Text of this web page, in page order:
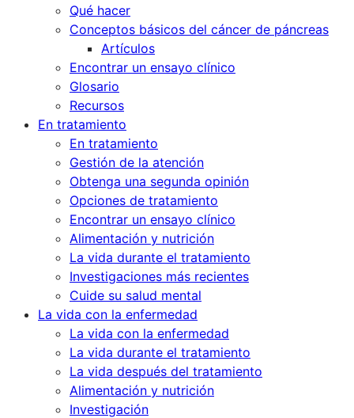
Qué hacer
Conceptos básicos del cáncer de páncreas
Artículos
Encontrar un ensayo clínico
Glosario
Recursos
En tratamiento
En tratamiento
Gestión de la atención
Obtenga una segunda opinión
Opciones de tratamiento
Encontrar un ensayo clínico
Alimentación y nutrición
La vida durante el tratamiento
Investigaciones más recientes
Cuide su salud mental
La vida con la enfermedad
La vida con la enfermedad
La vida durante el tratamiento
La vida después del tratamiento
Alimentación y nutrición
Investigación